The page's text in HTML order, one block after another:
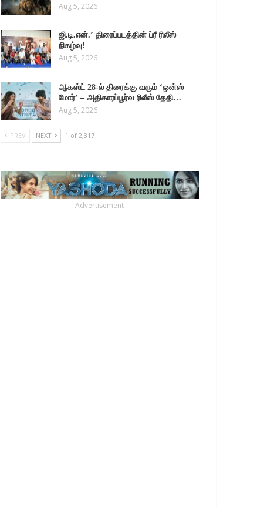
Aug 5, 2026
ஜி.டி.என்.’ திரைப்படத்தின் ப்ரீ ரிலீஸ்
நிகழ்வு!
Aug 5, 2026
ஆகஸ்ட் 28-ல் திரைக்கு வரும் ‘ஒன்ஸ்
மோர்’ – அதிகாரப்பூர்வ ரிலீஸ் தேதி…
Aug 5, 2026
PREV NEXT 1 of 2,317
- Advertisement -